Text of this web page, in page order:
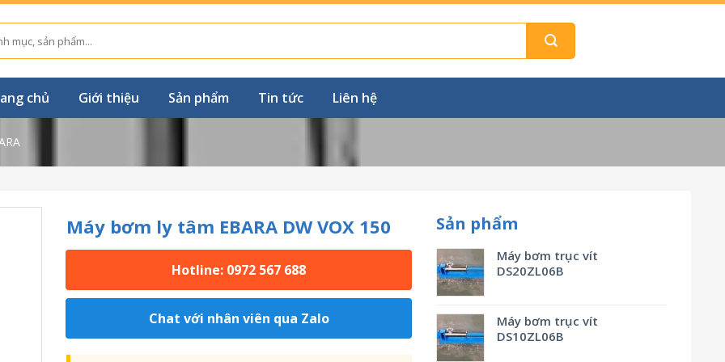
chủ Giới thiệu Sản phẩm Tin tức Liên hệ
Sản phẩm
Máy bơm trục vít
DS20ZL06B
Máy bơm trục vít
DS10ZL06B
Máy bơm ly tâm EBARA DW VOX 150
Hotline: 0972 567 688
Chat với nhân viên qua Zalo